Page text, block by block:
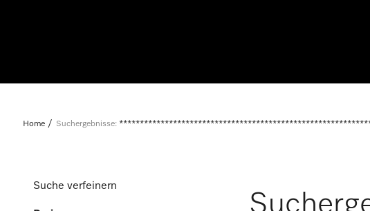
Home Suchergebnisse:
Suche verfeinern